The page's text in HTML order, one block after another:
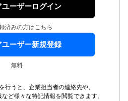
ユーザーログイン
済みの方はこちら
ユーザー新規登録
無料
行うと、企業担当者の連絡先や、
ど様々な特記情報を閲覧できます。